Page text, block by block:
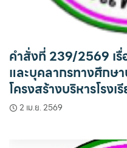
คำสั่งที่ 239/2569 เ
และบุคลากรทางศึกษ
โครงสร้างบริหารโรง
2 เม.ย. 2569